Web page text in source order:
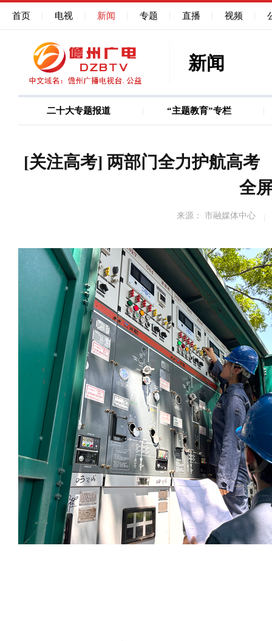
首页 电视 新闻 专题 直播 视频
新闻
二十大专题报道 “主题教育”专栏
[关注高考] 两部门全力护航高
全
来源： 市融媒体中心